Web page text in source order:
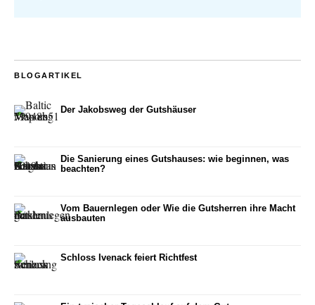
BLOGARTIKEL
Der Jakobsweg der Gutshäuser
Die Sanierung eines Gutshauses: wie beginnen, was
beachten?
Vom Bauernlegen oder Wie die Gutsherren ihre Macht
ausbauten
Schloss Ivenack feiert Richtfest